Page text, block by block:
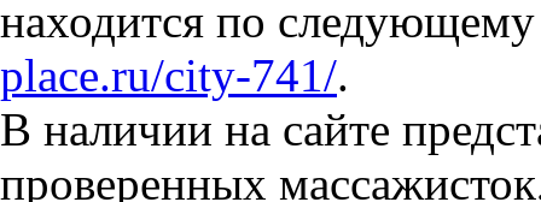
находится по
place.ru/city-741/.
В наличии на сайте
проверенных